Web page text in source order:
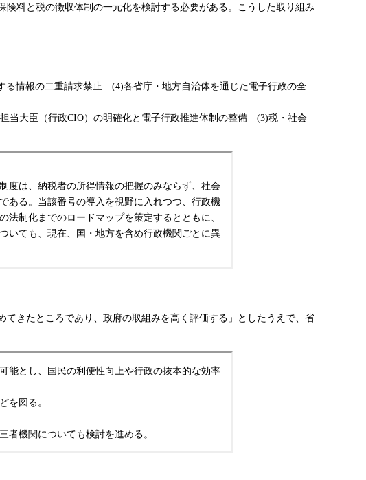
料と税の徴収体制の一元化を検討する必要がある。こうした取り組み
情報の二重請求禁止 (4)各省庁・地方自治体を通じた電子行政の全
当大臣（行政CIO）の明確化と電子行政推進体制の整備 (3)税・社会
度は、納税者の所得情報の把握のみならず、社会
ある。当該番号の導入を視野に入れつつ、行政機
制化までのロードマップを策定するとともに、
いても、現在、国・地方を含め行政機関ごとに異
きたところであり、政府の取組みを高く評価する」としたうえで、省
能とし、国民の利便性向上や行政の抜本的な効率
を図る。
者機関についても検討を進める。